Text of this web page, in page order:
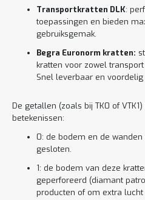
Transportkratten DLK:
toepassingen en bieden
gebruiksgemak.
Begra Euronorm kratten:
kratten voor zowel
Snel leverbaar en voordelig
De getallen (zoals bij TK0 of
betekenissen:
0: de bodem en de wanden
gesloten.
1: de bodem van deze
geperforeerd (diamant
producten of om extra